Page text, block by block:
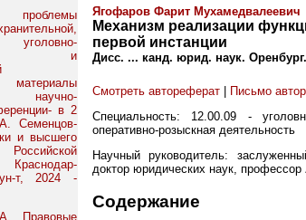
уголовно-
и
материалы
научно-
в 2
Семенцов-
и высшего
т, 2024 -
Правовые
Ягофаров Фарит Мухамедвалеевич
Механизм реализации
первой инстанции
Дисс. ... канд. юрид. наук.
Смотреть автореферат | Письмо
Специальность: 12.00.09 -
оперативно-розыскная деятельность
Научный руководитель:
доктор юридических наук, профессор
Содержание